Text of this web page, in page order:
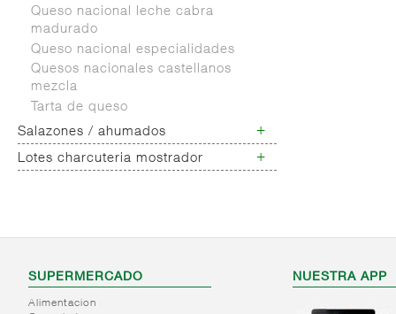
Queso nacional leche cabra
madurado
Queso nacional especialidades
Quesos nacionales castellanos
mezcla
Tarta de queso
Salazones / ahumados
+
Salazones varios
Lotes charcuteria mostrador +
SUPERMERCADO
Alimentacion
NUESTRA APP